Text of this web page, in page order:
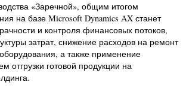
«Заречной», общим итогом
на базе Microsoft Dynamics AX станет
и контроля финансовых потоков,
затрат, снижение расходов на ремонт
а также применение
отгрузки готовой продукции на